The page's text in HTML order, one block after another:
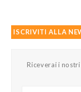
ISCRIVITI ALLA
Riceverai i